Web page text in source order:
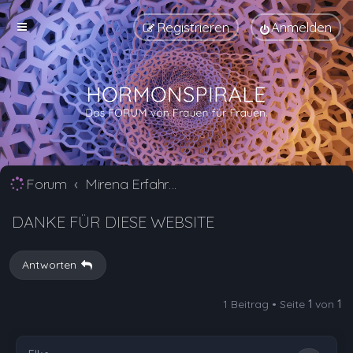
Anmelden
Registrieren
Forum Mirena Erfahrungsberichte und Nebenwirkungen
DANKE FÜR DIESE WEBSITE
Antworten
1 Beitrag • Seite 1 von 1